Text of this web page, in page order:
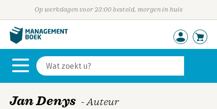
Op werkdagen voor 23:00 besteld, morgen in huis
Jan Denys - Auteur